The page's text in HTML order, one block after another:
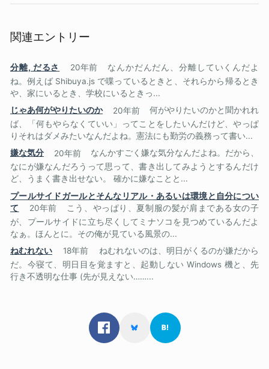
関連エントリー
分離, だるさ 20年前
なんかだんだん、分離していくんだよ
ね。例えば Shibuya.js で喋っているときと、それらから帰るとき
や、家にいるとき、学校にいるときっ...
じゃあ何がやりたいのか
20年前
何がやりたいのかと聞かれれ
ば、「何もやらなくていい」ってことをしたいんだけど、やっぱ
りそれはダメみたいなんだよね。憲法にも勤労の義務って書い...
嫌な気分
20年前
なんかすごく嫌な気分なんだよね。だから、
なにが嫌なんだろうって思って、書き出してみようとするんだけ
ど、うまく書き出せない。 確かに嫌なことと...
プールサイドガールとそんなリアル・あるいは環境と自分につい
て
20年前
こう、やっぱり、夏制服の髪が肩まである女の子
が、プールサイドに立ち尽くしてミナソコを見つめているんだよ
なぁ。ほんとに。その俺が見ている風景の...
ねむれない
18年前
ねむれないのは、明日がくるのが嫌だから
だ。今寝て、明日目を覚ますと、起動しない Windows 機と、先
行き不透明な仕事 (先が見えない……...